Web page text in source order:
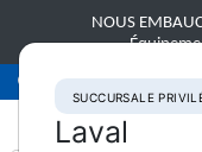
NOUS
Succursale privilégiée
SUCCURSALE
Laval